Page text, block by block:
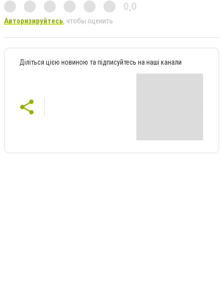
0,0
Авторизируйтесь, чтобы оценить
Діліться цією новиною та підписуйтесь на наші канали